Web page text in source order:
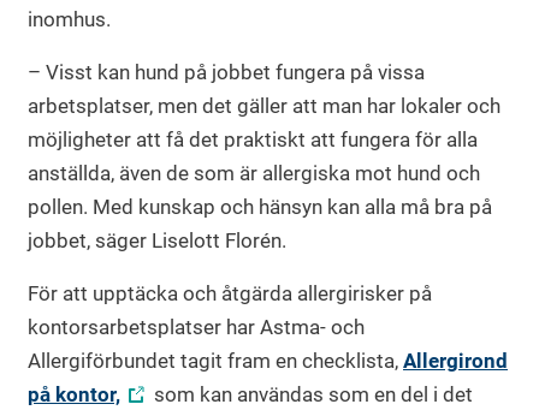
inomhus.
– Visst kan hund på jobbet fungera på vissa
arbetsplatser, men det gäller att man har lokaler och
möjligheter att få det praktiskt att fungera för alla
anställda, även de som är allergiska mot hund och
pollen. Med kunskap och hänsyn kan alla må bra på
jobbet, säger Liselott Florén.
För att upptäcka och åtgärda allergirisker på
kontorsarbetsplatser har Astma- och
Allergiförbundet tagit fram en checklista, Allergirond
på kontor,
som kan användas som en del i det